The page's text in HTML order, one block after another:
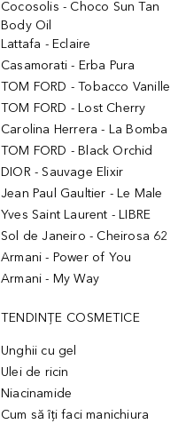
Cocosolis - Choco Sun Tan
Body Oil
Lattafa - Eclaire
Casamorati - Erba Pura
TOM FORD - Tobacco Vanille
TOM FORD - Lost Cherry
Carolina Herrera - La Bomba
TOM FORD - Black Orchid
DIOR - Sauvage Elixir
Jean Paul Gaultier - Le Male
Yves Saint Laurent - LIBRE
Sol de Janeiro - Cheirosa 62
Armani - Power of You
Armani - My Way
TENDINȚE COSMETICE
Unghii cu gel
Ulei de ricin
Niacinamide
Cum să îți faci manichiura